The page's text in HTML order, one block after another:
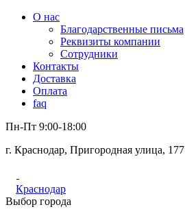
О нас
Благодарственные письма
Реквизиты компании
Сотрудники
Контакты
Доставка
Оплата
faq
Пн-Пт 9:00-18:00
г. Краснодар, Пригородная улица, 177
Краснодар
Выбор города